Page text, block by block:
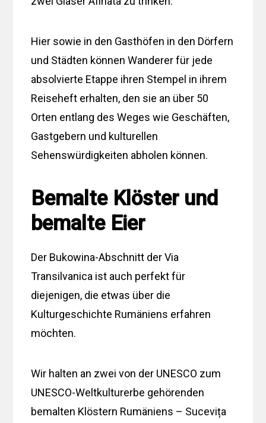
Hier sowie in den Gasthöfen in den Dörfern
und Städten können Wanderer für jede
absolvierte Etappe ihren Stempel in ihrem
Reiseheft erhalten, den sie an über 50
Orten entlang des Weges wie Geschäften,
Gastgebern und kulturellen
Sehenswürdigkeiten abholen können.
Bemalte Klöster und
bemalte Eier
Der Bukowina-Abschnitt der Via
Transilvanica ist auch perfekt für
diejenigen, die etwas über die
Kulturgeschichte Rumäniens erfahren
möchten.
Wir halten an zwei von der UNESCO zum
UNESCO-Weltkulturerbe gehörenden
bemalten Klöstern Rumäniens – Sucevița